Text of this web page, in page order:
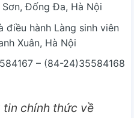
Đống Đa, Hà Nội
điều hành Làng sinh viên
Xuân, Hà Nội
– (84-24)35584168
chính thức về